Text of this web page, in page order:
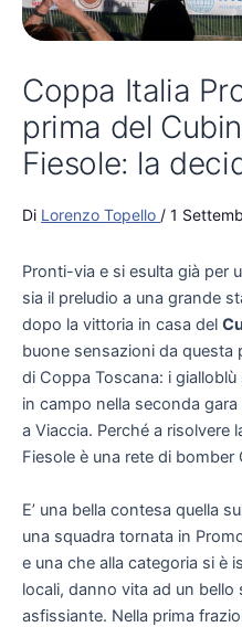
Coppa Italia
prima del
Fiesole: la
Di Lorenzo Topello / 1
Pronti-via e si esulta già per
sia il preludio a una grande
dopo la vittoria in casa del
buone sensazioni da questa
di Coppa Toscana: i
in campo nella seconda
a Viaccia. Perché a risolvere
Fiesole è una rete di
E’ una bella contesa quella
una squadra tornata in
e una che alla categoria si è
locali, danno vita ad un
asfissiante. Nella prima